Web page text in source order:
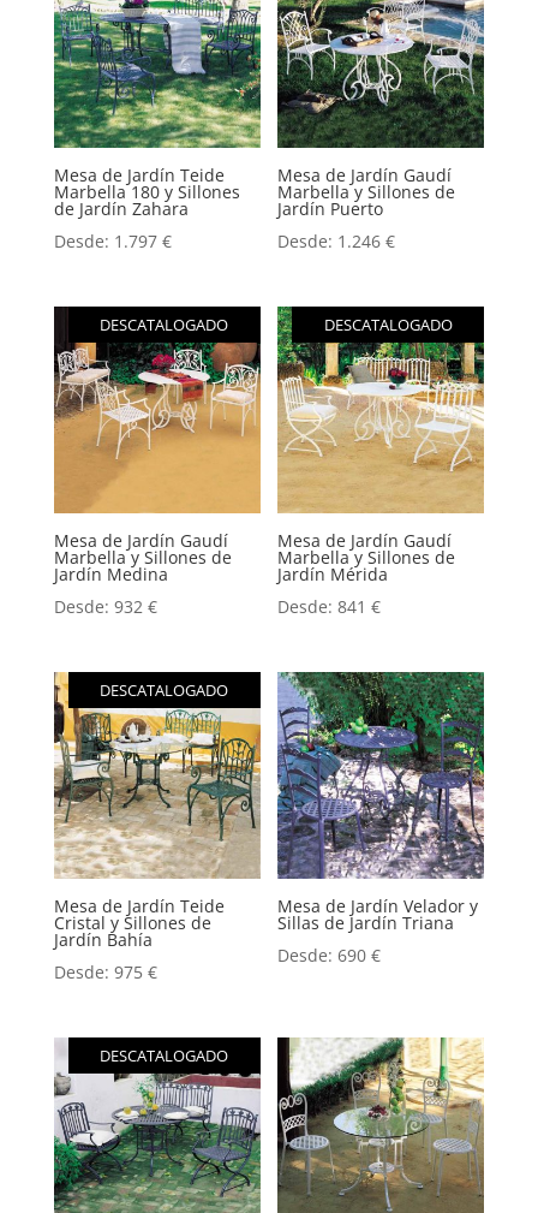
Mesa de Jardín Teide
Marbella 180 y Sillones
de Jardín Zahara
Desde: 1.797 €
Mesa de Jardín Gaudí
Marbella y Sillones de
Jardín Puerto
Desde: 1.246€
DESCATALOGADO
Mesa de Jardín Gaudí
Marbella y Sillones de
Jardín Medina
Desde: 932 €
DESCATALOGADO
Mesa de Jardín Gaudí
Marbella y Sillones de
Jardín Mérida
Desde:841€
DESCATALOGADO
Mesa de Jardín Teide
Cristal y Sillones de
Jardín Bahía
Desde: 975 €
Mesa de Jardín Velador y
Sillas de Jardín Triana
Desde:690€
DESCATALOGADO